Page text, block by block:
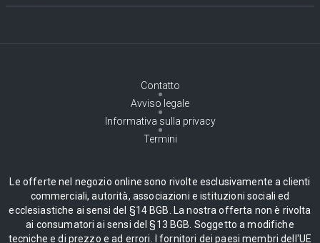
Contatto
Avviso legale
Informativa sulla privacy
Termini
Le offerte nel negozio online sono rivolte esclusivamente a clienti
commerciali, autorità, associazioni e istituzioni sociali ed
ecclesiastiche ai sensi del §14 BGB. La nostra offerta non è rivolta
ai consumatori ai sensi del §13 BGB. Soggetto a modifiche
tecniche e di prezzo e ad errori. I fornitori dei paesi membri dell'UE